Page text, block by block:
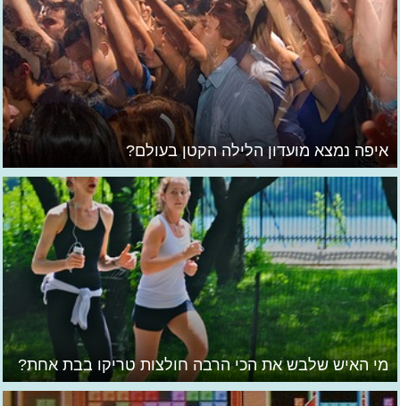
איפה נמצא מועדון הלילה הקטן בעולם?
מי האיש שלבש את הכי הרבה חולצות טריקו בבת אחת?